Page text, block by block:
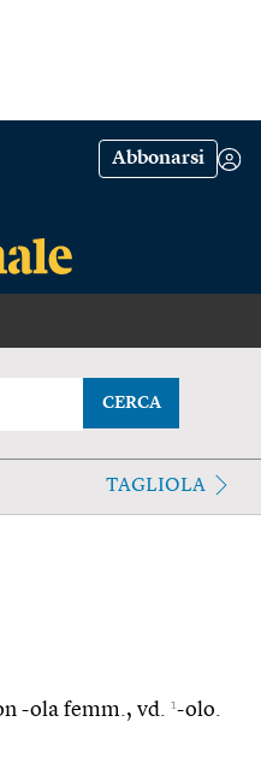
Abbonarsi
CERCA
TAGLIOLA
-ola femm., vd.
1-olo.